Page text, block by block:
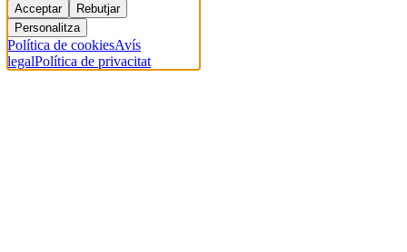
Acceptar
Rebutjar
Personalitza
Política de cookiesAvís
legalPolítica de privacitat